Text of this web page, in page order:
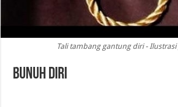
Tali tambang gantung diri -
Bunuh Diri